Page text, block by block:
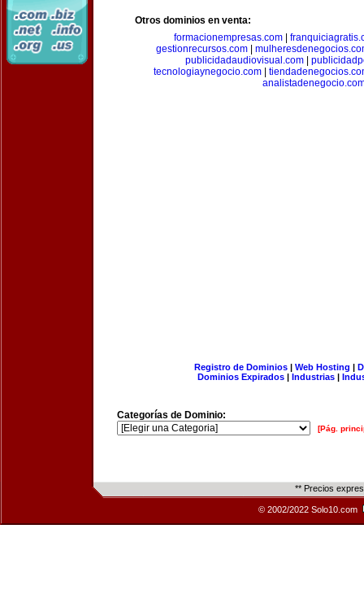
Otros dominios en venta:
formacionempresas.com|
gestionrecursos.com|
publicidadaudiovisual.com|
tecnologiaynegocio.com
Registro de Dominios| Web Hosting |
Dominios Expirados | Industrias |
Categorías de Dominio:
[Pág.
** Precios
© 2002/2022 Solo10.com